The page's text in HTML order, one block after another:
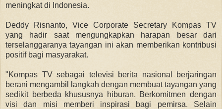
meningkat di Indonesia.
Deddy Risnanto, Vice Corporate Secretary Kompas TV
yang hadir saat mengungkapkan harapan besar dari
terselanggaranya tayangan ini akan memberikan kontribusi
positif bagi masyarakat.
"Kompas TV sebagai televisi berita nasional berjaringan
berani mengambil langkah dengan membuat tayangan yang
sedikit berbeda khususnya hiburan. Berkomitmen dengan
visi dan misi memberi inspirasi bagi pemirsa. Selain